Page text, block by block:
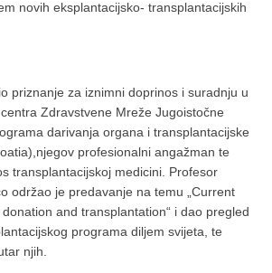
novih eksplantacijsko- transplantacijskih
priznanje za iznimni doprinos i suradnju u
Zdravstvene Mreže Jugoistočne
darivanja organa i transplantacijske
profesionalni angažman te
transplantacijskoj medicini. Profesor
održao je predavanje na temu „Current
and transplantation“ i dao pregled
programa diljem svijeta, te
njih.